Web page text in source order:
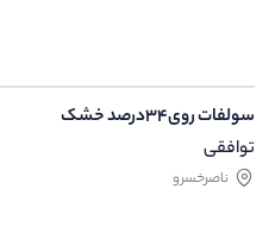
سولفات روی34درصد خشک
توافقی
ناصرخسرو